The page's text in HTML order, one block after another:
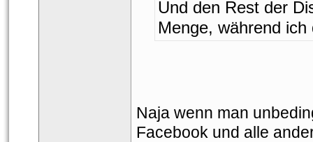
Und den Rest der
Menge, während
Naja wenn man
Facebook und alle